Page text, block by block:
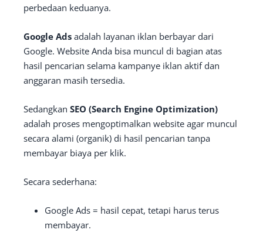
perbedaan keduanya.
Google Ads adalah layanan iklan berbayar dari
Google. Website Anda bisa muncul di bagian atas
hasil pencarian selama kampanye iklan aktif dan
anggaran masih tersedia.
Sedangkan SEO (Search Engine Optimization)
adalah proses mengoptimalkan website agar muncul
secara alami (organik) di hasil pencarian tanpa
membayar biaya per klik.
Secara sederhana:
Google Ads = hasil cepat, tetapi harus terus
membayar.